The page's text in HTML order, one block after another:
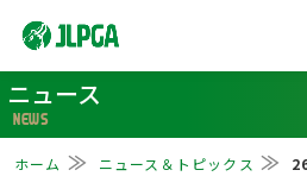
ニュース
NEWS
ホーム ニュース＆トピックス